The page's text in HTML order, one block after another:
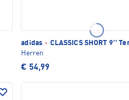
adidas · CLASSICS SHORT 9''
Herren
€ 54,99